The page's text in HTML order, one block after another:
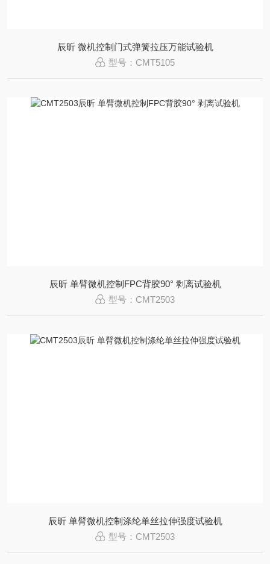
辰昕 微机控制门式弹簧拉压万能试验机
型号：CMT5105
辰昕 单臂微机控制FPC背胶90° 剥离试验机
型号：CMT2503
辰昕 单臂微机控制涤纶单丝拉伸强度试验机
型号：CMT2503